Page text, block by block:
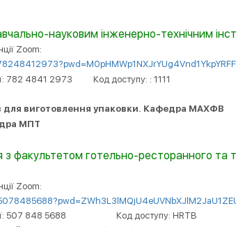
науковим інженерно-технічним
Zoom:
pwd=M0pHMWp1NXJrYUg4Vnd1
782 4841 2973
Код доступу: : 1111
для виготовлення упаковки. Кафедра МАХФВ
МПТ
з факультетом готельно-ресторанного та
Zoom:
pwd=ZWh3L3 lMQjU4eUVNbXJlM2JaU1
507 848 5688
Код доступу: HRTB